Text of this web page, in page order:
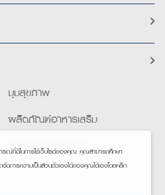
มุมสุขภาพ
ผลิตภัณฑ์อาหารเสริม
อุปกรณ์เพื่อสุขภาพ
รณ์ที่ดีในการใช้เว็บไซต์ของคุณ คุณสามารถศึกษา
จัดการความเป็นส่วนตัวเองได้ของคุณได้เองโดยคลิก